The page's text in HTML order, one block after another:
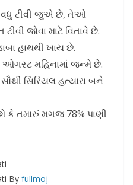
વધુ ટીવી જુએ છે, તેઓ
જોવા માટે વિતાવે છે.
હાથથી ખાય છે.
ઓગસ્ટ મહિનામાં જન્મે છે.
સિરિયલ હત્યારા બને
કે તમારું મગજ 78% પાણી
By fullmoj